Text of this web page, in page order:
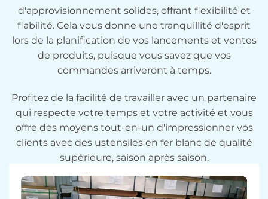
d'approvisionnement solides, offrant flexibilité et
fiabilité. Cela vous donne une tranquillité d'esprit
lors de la planification de vos lancements et ventes
de produits, puisque vous savez que vos
commandes arriveront à temps.
Profitez de la facilité de travailler avec un partenaire
qui respecte votre temps et votre activité et vous
offre des moyens tout-en-un d'impressionner vos
clients avec des ustensiles en fer blanc de qualité
supérieure, saison après saison.